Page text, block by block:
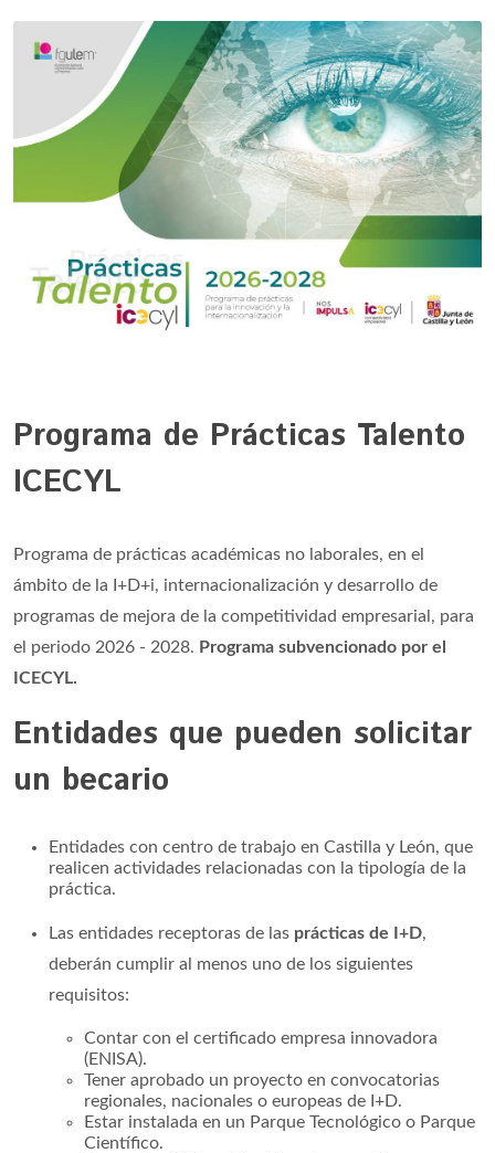
Programa de Prácticas Talento
ICECYL
Programa de prácticas académicas no laborales, en el
ámbito de la I+D+i, internacionalización y desarrollo de
programas de mejora de la competitividad empresarial, para
el periodo 2026 - 2028. Programa subvencionado por el
ICECYL.
Entidades que pueden solicitar
un becario
Entidades con centro de trabajo en Castilla y León, que
realicen actividades relacionadas con la tipología de la
práctica.
Las entidades receptoras de las prácticas de I+D,
deberán cumplir al menos uno de los siguientes
requisitos:
Contar con el certificado empresa innovadora
(ENISA).
Tener aprobado un proyecto en convocatorias
regionales, nacionales o europeas de I+D.
Estar instalada en un Parque Tecnológico o Parque
Científico.